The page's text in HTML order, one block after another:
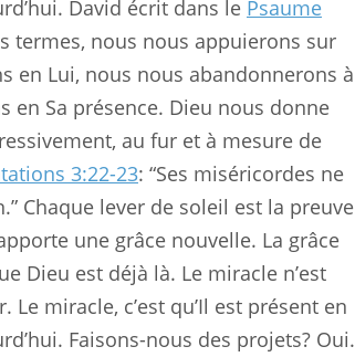
David écrit dans le Psaume
termes, nous nous appuierons sur
en Lui, nous nous abandonnerons à
en Sa présence. Dieu nous donne
au fur et à mesure de
3:22-23: “Ses miséricordes ne
Chaque lever de soleil est la preuve
une grâce nouvelle. La grâce
Dieu est déjà là. Le miracle n’est
miracle, c’est qu’Il est présent en
Faisons-nous des projets? Oui.